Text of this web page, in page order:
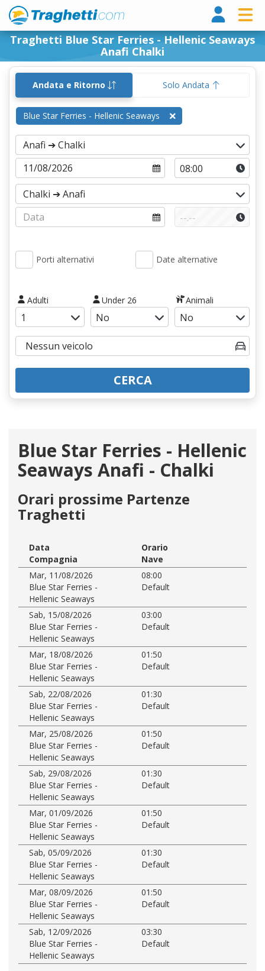
Traghetti Blue Star Ferries - Hellenic Seaways
Anafi Chalki
Andata e Ritorno Solo Andata
Blue Star Ferries - Hellenic Seaways
Porti alternativi Date alternative
Adulti Under 26 Animali
CERCA
Blue Star Ferries - Hellenic
Seaways Anafi - Chalki
Orari prossime Partenze
Traghetti
Data
Orario
Compagnia
Nave
Mar, 11/08/2026
08:00
Blue Star Ferries -
Hellenic Seaways
Default
Sab, 15/08/2026
03:00
Blue Star Ferries -
Hellenic Seaways
Default
Mar, 18/08/2026
01:50
Blue Star Ferries -
Hellenic Seaways
Default
Sab, 22/08/2026
01:30
Blue Star Ferries -
Hellenic Seaways
Default
Mar, 25/08/2026
01:50
Blue Star Ferries -
Hellenic Seaways
Default
Sab, 29/08/2026
01:30
Blue Star Ferries -
Hellenic Seaways
Default
Mar, 01/09/2026
01:50
Blue Star Ferries -
Hellenic Seaways
Default
Sab, 05/09/2026
01:30
Blue Star Ferries -
Hellenic Seaways
Default
Mar, 08/09/2026
01:50
Blue Star Ferries -
Hellenic Seaways
Default
Sab, 12/09/2026
03:30
Blue Star Ferries -
Hellenic Seaways
Default